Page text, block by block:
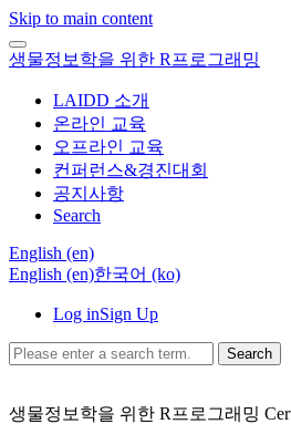
Skip to main content
생물정보학을 위한 R프로그래밍
LAIDD 소개
온라인 교육
오프라인 교육
컨퍼런스&경진대회
공지사항
Search
English ‎(en)‎
English ‎(en)‎한국어 ‎(ko)‎
Log inSign Up
Search
생물정보학을 위한 R프로그래밍